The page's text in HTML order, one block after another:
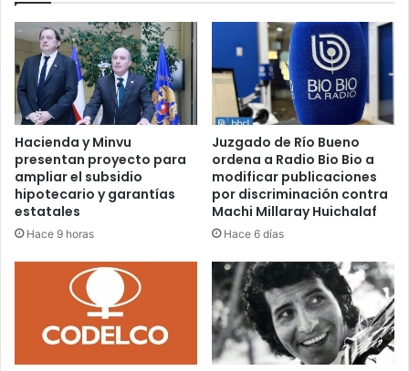
Hacienda y Minvu
presentan proyecto para
ampliar el subsidio
hipotecario y garantías
estatales
Hace 9 horas
Juzgado de Río Bueno
ordena a Radio Bio Bio a
modificar publicaciones
por discriminación contra
Machi Millaray Huichalaf
Hace 6 días